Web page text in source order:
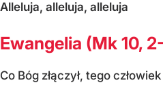
Alleluja, alleluja, alleluja
Ewangelia (Mk 10,
Co Bóg złączył, tego